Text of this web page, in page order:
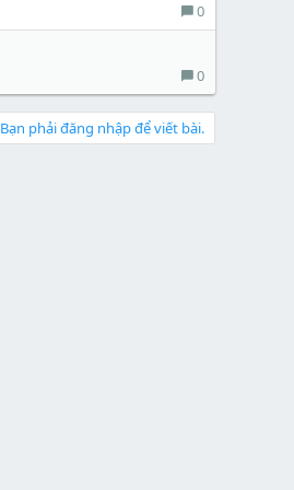
0
0
Bạn phải đăng nhập để viết bài.